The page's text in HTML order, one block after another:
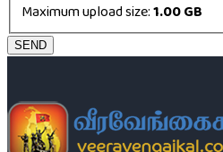
Maximum upload size:1.00 GB
SEND